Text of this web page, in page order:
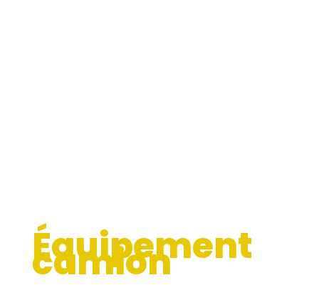
Équipement
camion